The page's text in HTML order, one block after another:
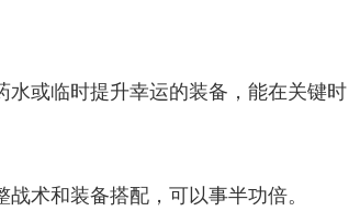
水或临时提升幸运的装备，能在关键时
术和装备搭配，可以事半功倍。